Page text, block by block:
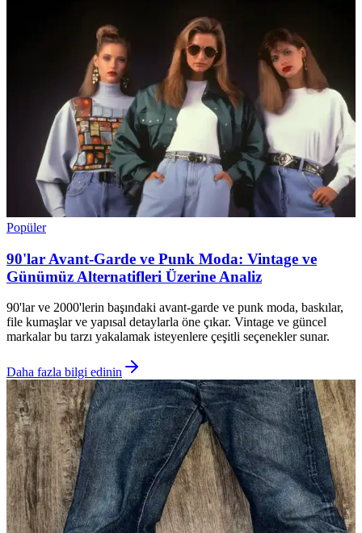
Popüler
90'lar Avant-Garde ve Punk Moda: Vintage ve
Günümüz Alternatifleri Üzerine Analiz
90'lar ve 2000'lerin başındaki avant-garde ve punk moda, baskılar,
file kumaşlar ve yapısal detaylarla öne çıkar. Vintage ve güncel
markalar bu tarzı yakalamak isteyenlere çeşitli seçenekler sunar.
Daha fazla bilgi edinin